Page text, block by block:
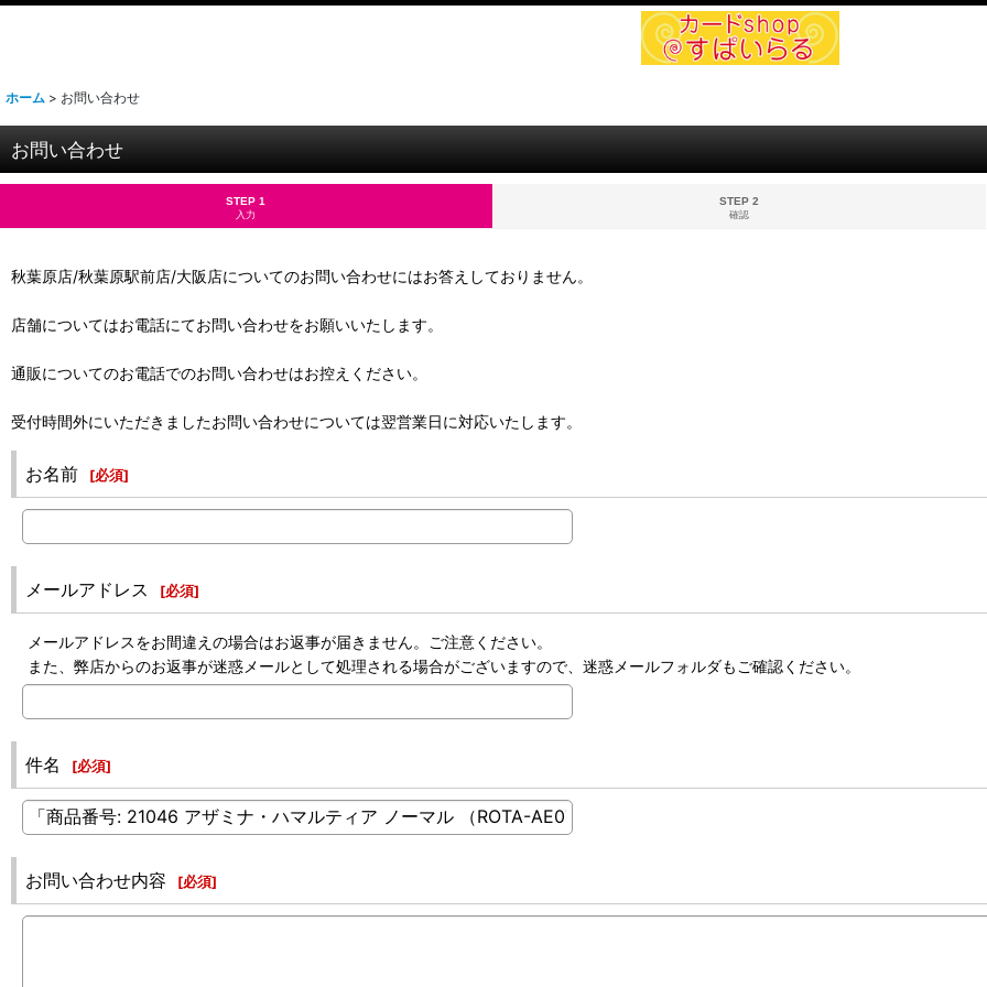
ホーム > お問い合わせ
お問い合わせ
STEP 1
入力
STEP 2
確認
秋葉原店/秋葉原駅前店/大阪店についてのお問い合わせにはお答えしておりません。
店舗についてはお電話にてお問い合わせをお願いいたします。
通販についてのお電話でのお問い合わせはお控えください。
受付時間外にいただきましたお問い合わせについては翌営業日に対応いたします。
お名前 [必須]
メールアドレス [必須]
メールアドレスをお間違えの場合はお返事が届きません。ご注意ください。
また、弊店からのお返事が迷惑メールとして処理される場合がございますので、迷惑メールフォルダもご確認ください。
件名 [必須]
お問い合わせ内容 [必須]